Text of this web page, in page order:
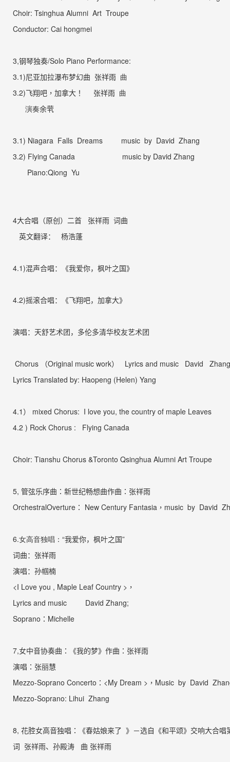
Choir: Tsinghua Alumni Art Troupe
Conductor: Cai hongmei
3,钢琴独奏/Solo Piano Performance:
3.1)尼亚加拉瀑布梦幻曲 张祥雨 曲
3.2)飞翔吧， 加拿大！ 张祥雨 曲
演奏余茕
3.1) Niagara Falls Dreams music by David Zhang
3.2) Flying Canada
music by David Zhang
Piano:Qiong Yu
4大合唱（原创）二首 张祥雨 词曲
英文翻译：
杨浩蓬
4.1)混声合唱：《我爱你， 枫叶之国》
4.2)摇滚合唱：《飞翔吧，加拿大》
演唱：天舒艺术团，多伦多清华校友艺术团
Chorus （Original music work）
Lyrics and music David Zhang
Lyrics Translated by: Haopeng (Helen) Yang
4.1 ） mixed Chorus: I love you, the country of maple Leaves
4.2 ) Rock Chorus : Flying Canada
Choir: Tianshu Chorus &Toronto Qsinghua Alumni Art Troupe
5, 管弦乐序曲：新世纪畅想曲作曲：张祥雨
OrchestralOverture ： New Century Fantasia， music by David
6.女高音独唱： “我爱你，枫叶之国”
词曲：张祥雨
演唱：孙帼楠
<I Love you , Maple Leaf Country > ，
Lyrics and music
David Zhang;
Soprano ： Michelle
7,女中音协奏曲： 《我的梦》 作曲：张祥雨
演唱：张丽慧
Mezzo-Soprano Concerto ： <My Dream > ， Music by David
Mezzo-Soprano: Lihui Zhang
8, 花腔女高音独唱：《春姑娘来了 》－选自《和平颂》 交响大合唱
词 张祥雨、孙殿涛
曲 张祥雨